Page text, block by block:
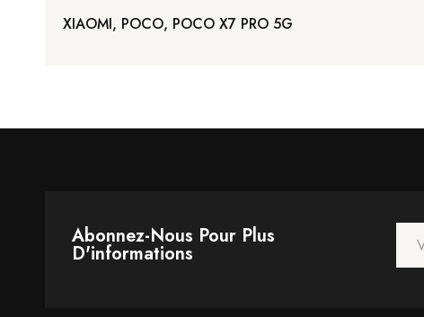
XIAOMI, POCO, POCO X7 PRO 5G
Abonnez-Nous Pour Plus
D'informations